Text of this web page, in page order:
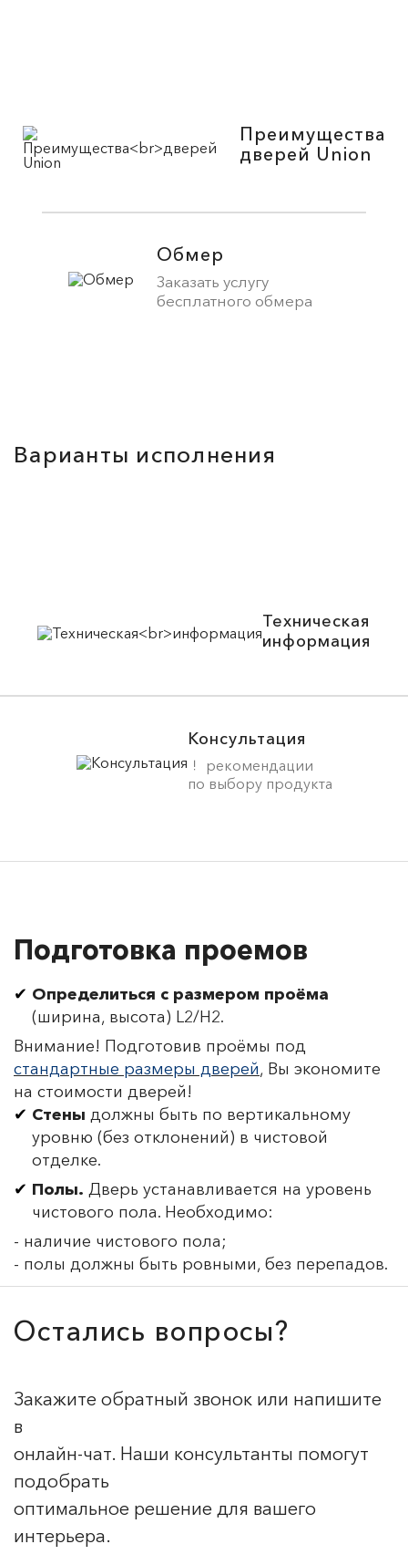
Преимущества
дверей Union
Обмер
Заказать услугу
бесплатного обмера
Варианты исполнения
Техническая
информация
Консультация
рекомендации
по выбору продукта
Подготовка проемов
Определиться с размером проёма
(ширина, высота) L2/H2.
Внимание! Подготовив проёмы под
стандартные размеры дверей, Вы экономите
на стоимости дверей!
Стены должны быть по вертикальному
уровню (без отклонений) в чистовой
отделке.
Полы. Дверь устанавливается на уровень
чистового пола. Необходимо:
- наличие чистового пола;
- полы должны быть ровными, без перепадов.
Остались вопросы?
Закажите обратный звонок или напишите
в
онлайн-чат. Наши консультанты помогут
подобрать
оптимальное решение для вашего
интерьера.